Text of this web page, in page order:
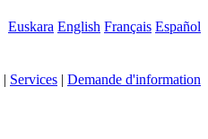
Euskara English Français Español
| Services | Demande d'information